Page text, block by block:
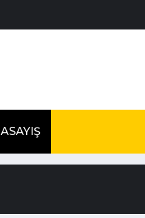
ASAYIŞ